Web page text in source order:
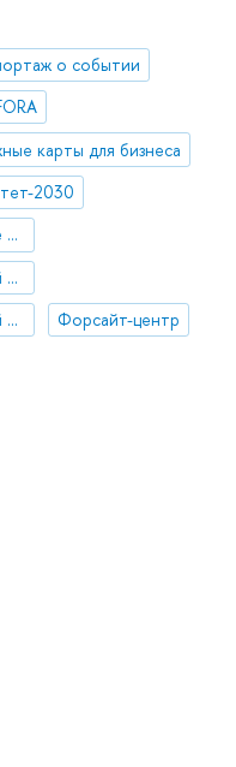
о событии
карты для бизнеса
2030
Стратегические технологические проекты
Стратегический технологический проект «Мультиагентная платформа ИИ-решений для отраслевых задач»
Стратегический технологический проект «Национальный центр социально-экономического и научно-технологического прогнозирования»
Форсайт-центр